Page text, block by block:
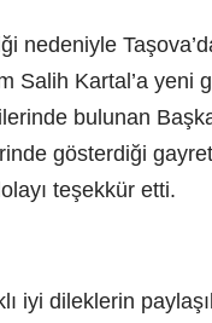
nedeniyle
Salih Kartal’a yeni
bulunan
gösterdiği
teşekkür etti.
iyi dileklerin